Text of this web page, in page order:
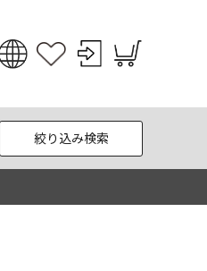
English
한국어
絞り込み検索